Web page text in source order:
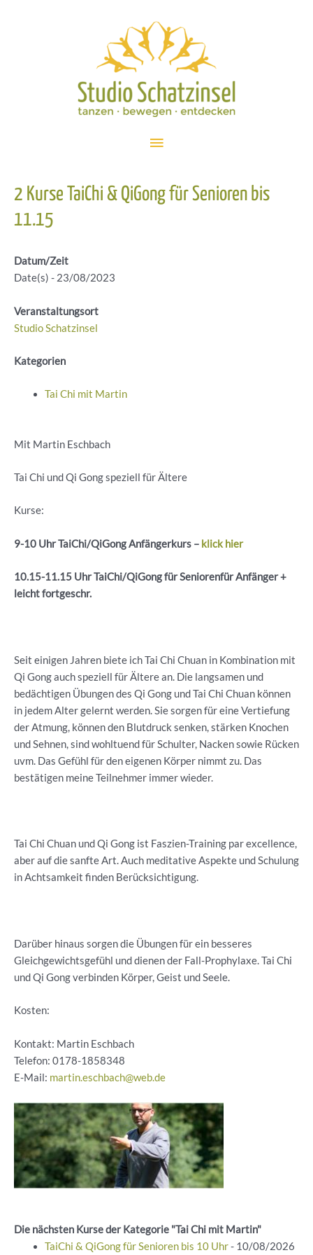
Hauptmenü
2 Kurse TaiChi & QiGong für Senioren bis
11.15
Datum/Zeit
Date(s) - 23/08/2023
Veranstaltungsort
Studio Schatzinsel
Kategorien
Tai Chi mit Martin
Mit Martin Eschbach
Tai Chi und Qi Gong speziell für Ältere
Kurse:
9-10 UhrTaiChi/QiGongAnfängerkurs – klick hier
10.15-11.15 UhrTaiChi/QiGongfürSeniorenfürAnfänger +
leichtfortgeschr.
Seit einigen Jahren biete ich Tai Chi Chuan in Kombination mit
Qi Gong auch speziell für Ältere an. Die langsamen und
bedächtigen Übungen des Qi Gong und Tai Chi Chuan können
in jedem Alter gelernt werden. Sie sorgen für eine Vertiefung
der Atmung, können den Blutdruck senken, stärken Knochen
und Sehnen, sind wohltuend für Schulter, Nacken sowie Rücken
uvm. Das Gefühl für den eigenen Körper nimmt zu. Das
bestätigen meine Teilnehmer immer wieder.
Tai Chi Chuan und Qi Gong ist Faszien-Training par excellence,
aber auf die sanfte Art. Auch meditative Aspekte und Schulung
in Achtsamkeit finden Berücksichtigung.
Darüber hinaus sorgen die Übungen für ein besseres
Gleichgewichtsgefühl und dienen der Fall-Prophylaxe. Tai Chi
und Qi Gong verbinden Körper, Geist und Seele.
Kosten:
Kontakt: Martin Eschbach
Telefon: 0178-1858348
E-Mail: martin.eschbach@web.de
Die nächsten Kurse der Kategorie "Tai Chi mit Martin"
TaiChi & QiGong für Senioren bis 10 Uhr- 10/08/2026